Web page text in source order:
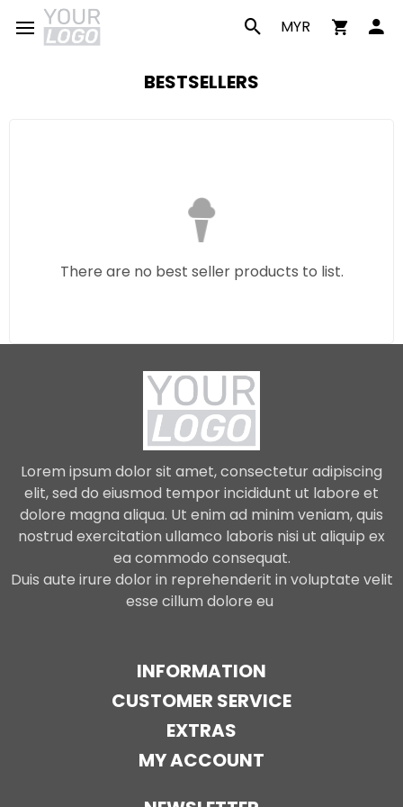
MYR
BESTSELLERS
There are no best seller products to list.
INFORMATION
CUSTOMER SERVICE
EXTRAS
MY ACCOUNT
Lorem ipsum dolor sit amet, consectetur adipiscing
elit, sed do eiusmod tempor incididunt ut labore et
dolore magna aliqua. Ut enim ad minim veniam, quis
nostrud exercitation ullamco laboris nisi ut aliquip ex
ea commodo consequat.
Duis aute irure dolor in reprehenderit in voluptate velit
esse cillum dolore eu